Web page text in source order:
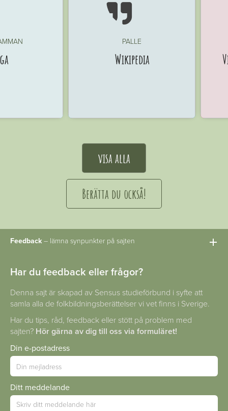

PALLE
Wikipedia
visa alla
Berätta du också!
Feedback – lämna synpunkter på sajten
Har du feedback eller frågor?
Denna sajt är skapad av Sensus studieförbund i syfte att
samla alla de folkbildningsberättelser vi vet finns i Sverige.
Har du tips, råd, feedback eller stött på problem med
sajten? Hör gärna av dig till oss via formuläret!
Din e-postadress
Ditt meddelande